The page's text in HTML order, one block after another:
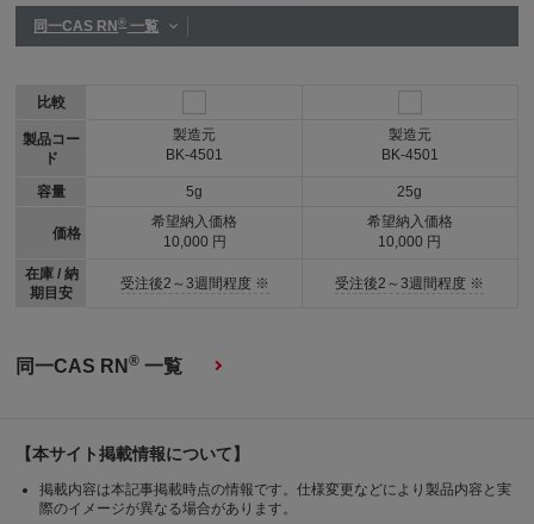
同一CAS RN®一覧
比較
製品コー
ド
容量
価格
在庫 / 納
期目安
製造元
BK-4501
5g
希望納入価格
10,000 円
受注後2～3週間程度 ※
製造元
BK-4501
25g
希望納入価格
10,000 円
受注後2～3週間程度 ※
同一CAS RN® 一覧
【本サイト掲載情報について】
掲載内容は本記事掲載時点の情報です。仕様変更などにより製品内容と実
際のイメージが異なる場合があります。